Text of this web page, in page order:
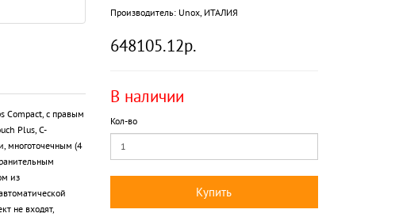
Производитель: Unox, ИТАЛИЯ
648105.12р.
В наличии
Кол-во
Купить
Compact, с правым
Plus, C-
многоточечным (4
из
не входят,